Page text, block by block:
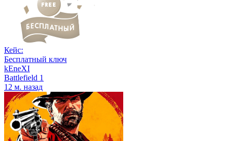
Кейс:
Бесплатный ключ
kEneXI
Battlefield 1
12 м. назад